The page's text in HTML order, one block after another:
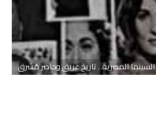
السينما المصرية.. تاريخ عريق وحاضر مُشرق